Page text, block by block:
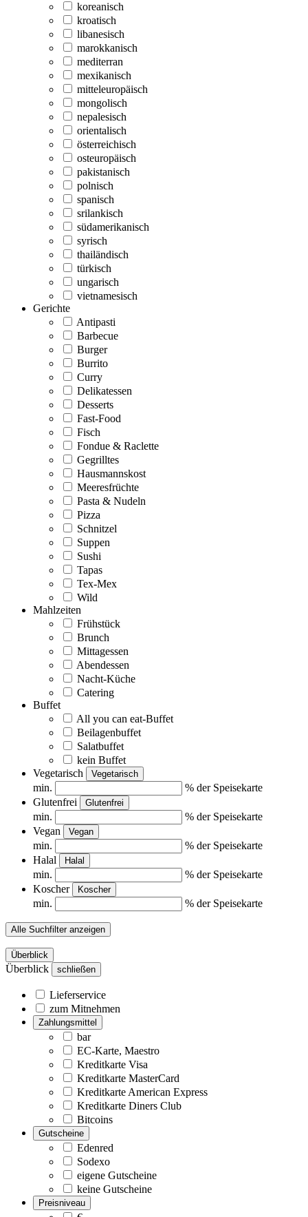
koreanisch
kroatisch
libanesisch
marokkanisch
mediterran
mexikanisch
mitteleuropäisch
mongolisch
nepalesisch
orientalisch
österreichisch
osteuropäisch
pakistanisch
polnisch
spanisch
srilankisch
südamerikanisch
syrisch
thailändisch
türkisch
ungarisch
vietnamesisch
Gerichte
Antipasti
Barbecue
Burger
Burrito
Curry
Delikatessen
Desserts
Fast-Food
Fisch
Fondue & Raclette
Gegrilltes
Hausmannskost
Meeresfrüchte
Pasta & Nudeln
Pizza
Schnitzel
Suppen
Sushi
Tapas
Tex-Mex
Wild
Mahlzeiten
Frühstück
Brunch
Mittagessen
Abendessen
Nacht-Küche
Catering
Buffet
All you can eat-Buffet
Beilagenbuffet
Salatbuffet
kein Buffet
Vegetarisch
Vegetarisch
min.
% der Speisekarte
Glutenfrei
Glutenfrei
min.
% der Speisekarte
Vegan
Vegan
min.
% der Speisekarte
Halal
Halal
min.
% der Speisekarte
Koscher
Koscher
min. % der Speisekarte
Alle Suchfilter anzeigen
Überblick
Überblick schließen
Lieferservice
zum Mitnehmen
Zahlungsmittel
bar
EC-Karte, Maestro
Kreditkarte Visa
Kreditkarte MasterCard
Kreditkarte American Express
Kreditkarte Diners Club
Bitcoins
Gutscheine
Edenred
Sodexo
eigene Gutscheine
keine Gutscheine
Preisniveau